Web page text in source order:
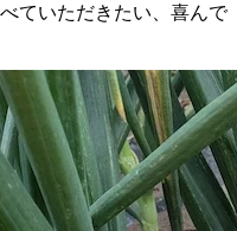
ていただきたい、喜んで